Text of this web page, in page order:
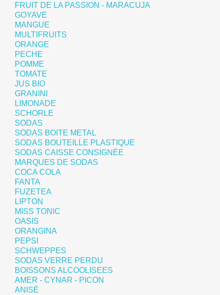
FRUIT DE LA PASSION - MARACUJA
GOYAVE
MANGUE
MULTIFRUITS
ORANGE
PECHE
POMME
TOMATE
JUS BIO
GRANINI
LIMONADE
SCHORLE
SODAS
SODAS BOITE METAL
SODAS BOUTEILLE PLASTIQUE
SODAS CAISSE CONSIGNÉE
MARQUES DE SODAS
COCA COLA
FANTA
FUZETEA
LIPTON
MISS TONIC
OASIS
ORANGINA
PEPSI
SCHWEPPES
SODAS VERRE PERDU
BOISSONS ALCOOLISEES
AMER - CYNAR - PICON
ANISÉ